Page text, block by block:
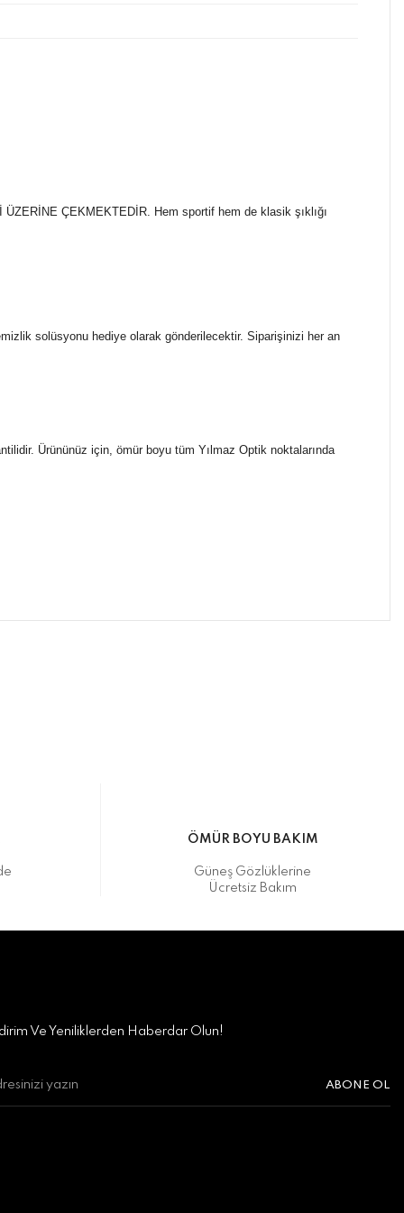
ÜZERİNE ÇEKMEKTEDİR. Hem sportif hem de klasik şıklığı
solüsyonu hediye olarak gönderilecektir. Siparişinizi her an
Ürününüz için, ömür boyu tüm Yılmaz Optik noktalarında
ÖMÜR BOYU BAKIM
Güneş Gözlüklerine
Ücretsiz Bakım
Ve Yeniliklerden Haberdar Olun!
ABONE OL